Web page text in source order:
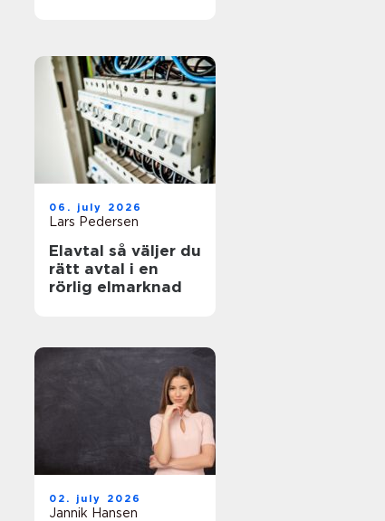
06. july 2026
Lars Pedersen
Elavtal så väljer du
rätt avtal i en
rörlig elmarknad
02. july 2026
Jannik Hansen